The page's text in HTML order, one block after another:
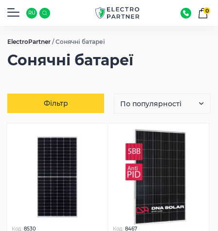
RU 0
ElectroPartner /Сонячні батареї
Сонячні батареї
Фільтр
Код: 8530 Код: 8467